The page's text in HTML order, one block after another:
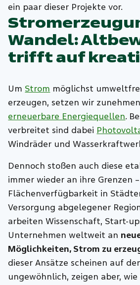
ein paar dieser Projekte vor.
Wandel:
trifft auf
Um Strom möglichst
erzeugen, setzen wir
erneuerbare Energiequellen.
verbreitet sind dabei
Windräder und
Dennoch stoßen auch diese
immer wieder an ihre Grenzen
Flächenverfügbarkeit in
Versorgung abgelegener
arbeiten Wissenschaft, Start-
Unternehmen weltweit an
Möglichkeiten, Strom zu
dieser Ansätze scheinen auf
ungewöhnlich, zeigen aber,